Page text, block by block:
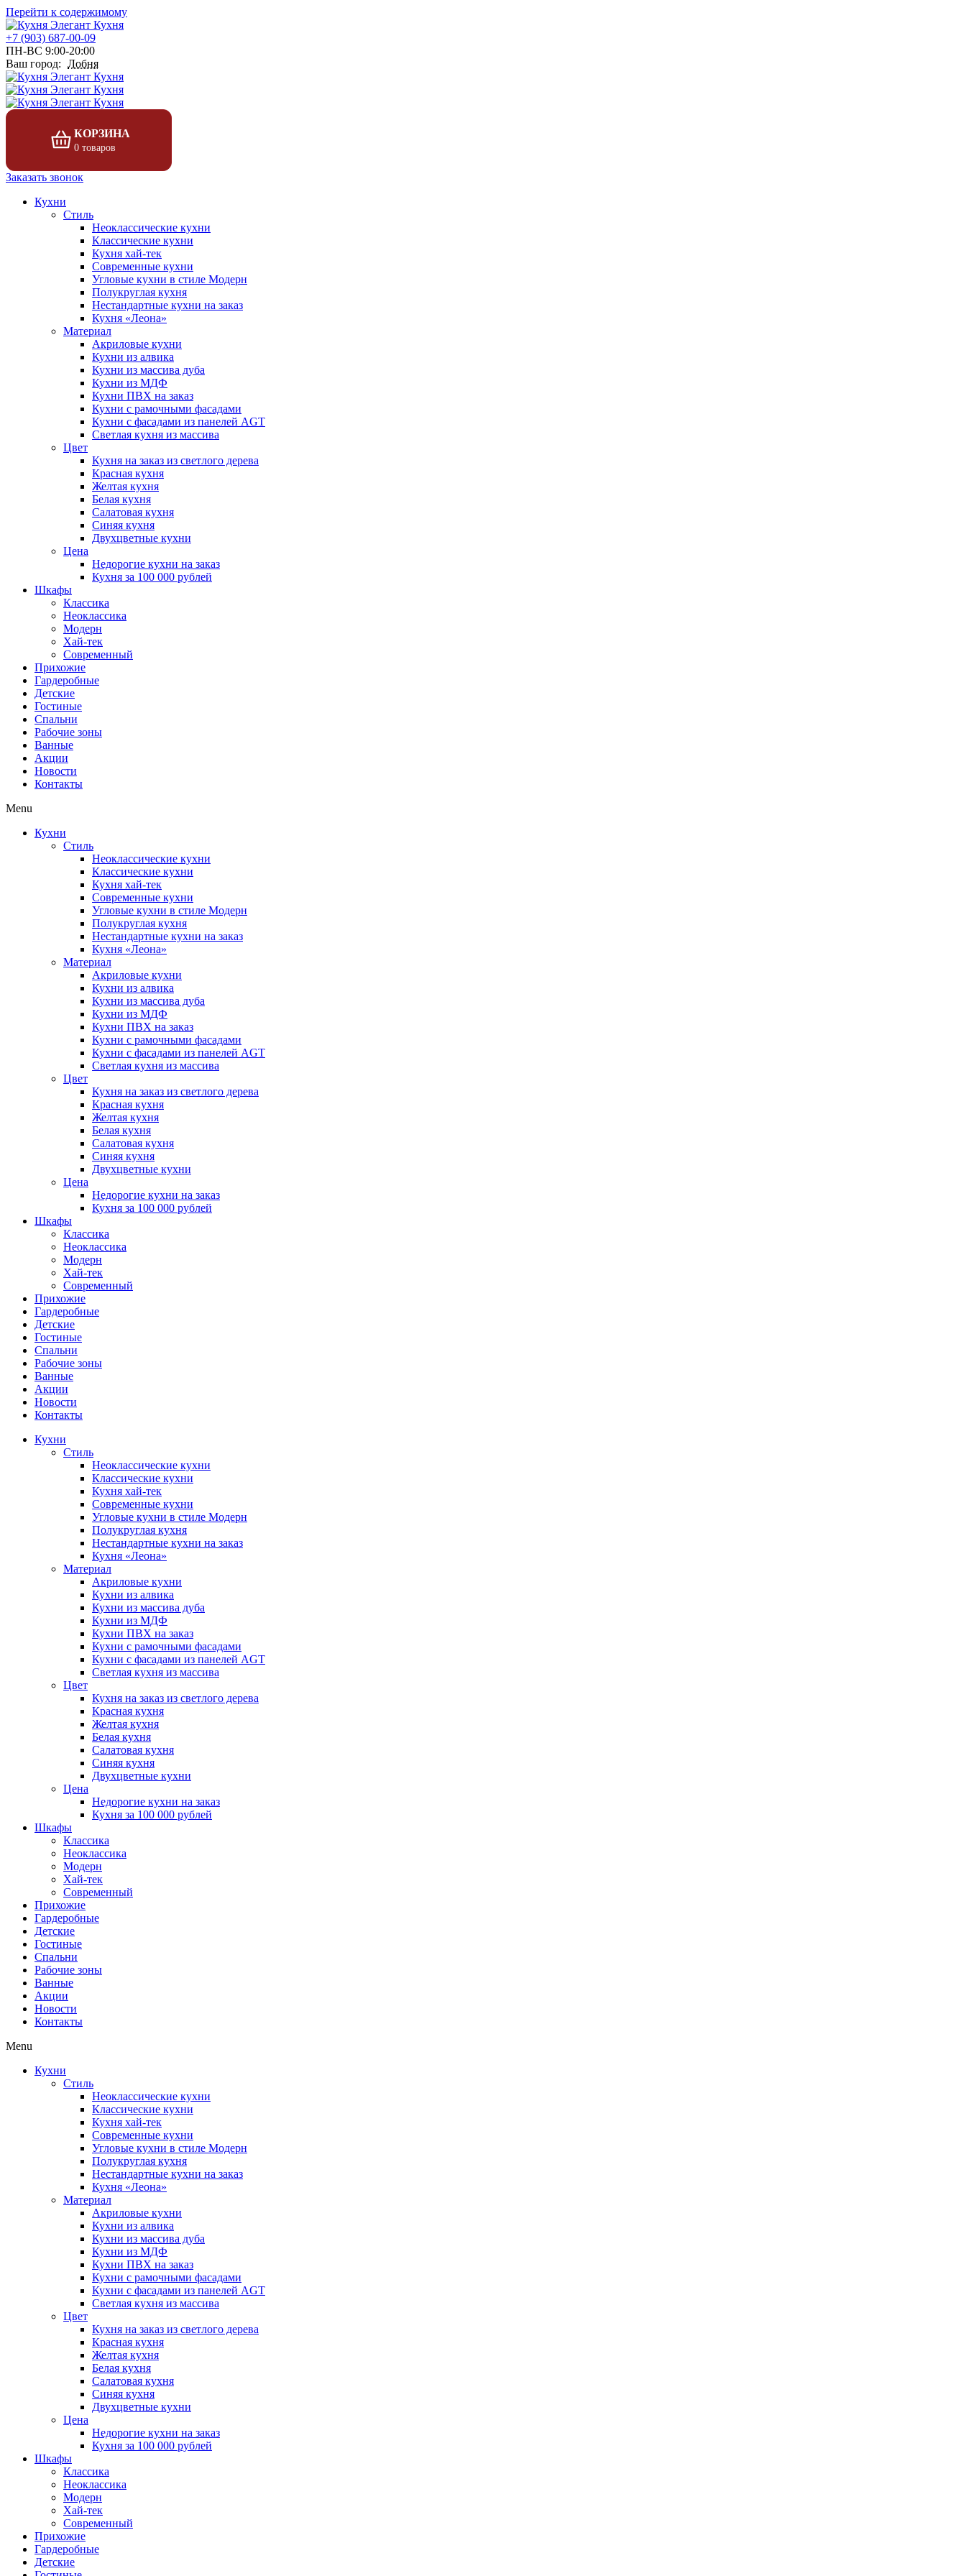
Перейти к содержимому
+7 (903) 687-00-09
ПН-ВС 9:00-20:00
Ваш город: Лобня
КОРЗИНА
0 товаров
Заказать звонок
Кухни
Стиль
Неоклассические кухни
Классические кухни
Кухня хай-тек
Современные кухни
Угловые кухни в стиле Модерн
Полукруглая кухня
Нестандартные кухни на заказ
Кухня «Леона»
Материал
Акриловые кухни
Кухни из алвика
Кухни из массива дуба
Кухни из МДФ
Кухни ПВХ на заказ
Кухни с рамочными фасадами
Кухни с фасадами из панелей AGT
Светлая кухня из массива
Цвет
Кухня на заказ из светлого дерева
Красная кухня
Желтая кухня
Белая кухня
Салатовая кухня
Синяя кухня
Двухцветные кухни
Цена
Недорогие кухни на заказ
Кухня за 100 000 рублей
Шкафы
Классика
Неоклассика
Модерн
Хай-тек
Современный
Прихожие
Гардеробные
Детские
Гостиные
Спальни
Рабочие зоны
Ванные
Акции
Новости
Контакты
Menu
Кухни
Стиль
Неоклассические кухни
Классические кухни
Кухня хай-тек
Современные кухни
Угловые кухни в стиле Модерн
Полукруглая кухня
Нестандартные кухни на заказ
Кухня «Леона»
Материал
Акриловые кухни
Кухни из алвика
Кухни из массива дуба
Кухни из МДФ
Кухни ПВХ на заказ
Кухни с рамочными фасадами
Кухни с фасадами из панелей AGT
Светлая кухня из массива
Цвет
Кухня на заказ из светлого дерева
Красная кухня
Желтая кухня
Белая кухня
Салатовая кухня
Синяя кухня
Двухцветные кухни
Цена
Недорогие кухни на заказ
Кухня за 100 000 рублей
Шкафы
Классика
Неоклассика
Модерн
Хай-тек
Современный
Прихожие
Гардеробные
Детские
Гостиные
Спальни
Рабочие зоны
Ванные
Акции
Новости
Контакты
Кухни
Стиль
Неоклассические кухни
Классические кухни
Кухня хай-тек
Современные кухни
Угловые кухни в стиле Модерн
Полукруглая кухня
Нестандартные кухни на заказ
Кухня «Леона»
Материал
Акриловые кухни
Кухни из алвика
Кухни из массива дуба
Кухни из МДФ
Кухни ПВХ на заказ
Кухни с рамочными фасадами
Кухни с фасадами из панелей AGT
Светлая кухня из массива
Цвет
Кухня на заказ из светлого дерева
Красная кухня
Желтая кухня
Белая кухня
Салатовая кухня
Синяя кухня
Двухцветные кухни
Цена
Недорогие кухни на заказ
Кухня за 100 000 рублей
Шкафы
Классика
Неоклассика
Модерн
Хай-тек
Современный
Прихожие
Гардеробные
Детские
Гостиные
Спальни
Рабочие зоны
Ванные
Акции
Новости
Контакты
Menu
Кухни
Стиль
Неоклассические кухни
Классические кухни
Кухня хай-тек
Современные кухни
Угловые кухни в стиле Модерн
Полукруглая кухня
Нестандартные кухни на заказ
Кухня «Леона»
Материал
Акриловые кухни
Кухни из алвика
Кухни из массива дуба
Кухни из МДФ
Кухни ПВХ на заказ
Кухни с рамочными фасадами
Кухни с фасадами из панелей AGT
Светлая кухня из массива
Цвет
Кухня на заказ из светлого дерева
Красная кухня
Желтая кухня
Белая кухня
Салатовая кухня
Синяя кухня
Двухцветные кухни
Цена
Недорогие кухни на заказ
Кухня за 100 000 рублей
Шкафы
Классика
Неоклассика
Модерн
Хай-тек
Современный
Прихожие
Гардеробные
Детские